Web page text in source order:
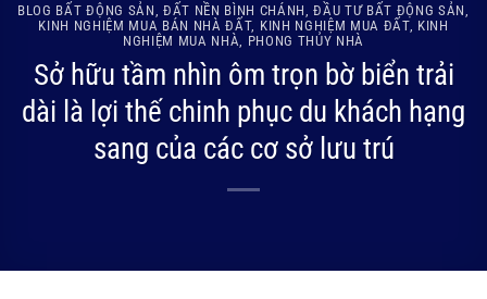
BLOG BẤT ĐỘNG SẢN ĐẤT NỀN BÌNH CHÁNH ,ĐẦU TƯ BẤT ĐỘNG SẢN
KINH NGHIỆM MUA BÁN NHÀ ĐẤT, KINH NGHIỆM MUA ĐẤT, KINH
NGHIỆM MUA NHÀ
PHONG THỦY NHÀ
Sở hữu tầm nhìn ôm trọn bờ biển trải
dài là lợi thế chinh phục du khách hạng
sang của các cơ sở lưu trú